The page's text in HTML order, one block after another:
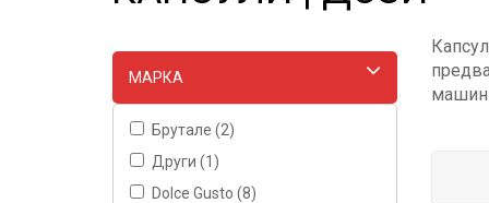
МАРКA
Брутале (2)
Други (1)
Dolce Gusto (8)